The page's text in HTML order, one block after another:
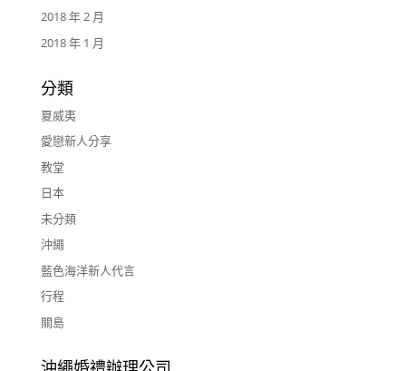
2018 年 2 月
2018 年 1 月
分類
夏威夷
愛戀新人分享
教堂
日本
未分類
沖繩
藍色海洋新人代言
行程
關島